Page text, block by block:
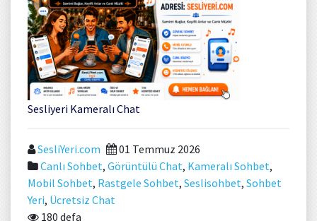
Sesliyeri Kameralı Chat
SesliYeri.com
01 Temmuz 2026
Canlı Sohbet, Görüntülü Chat, Kameralı Sohbet,
Mobil Sohbet, Rastgele Sohbet, Seslisohbet, Sohbet
Yeri, Ücretsiz Chat
180 defa